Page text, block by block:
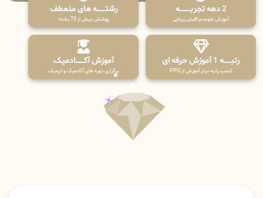
2 دهه تجربـــــــــه
آموزش علوم مراقبتی زیبایی
رشتـــــــه های منعطف
پوشش بیش از 70 رشته
رتبــــــه 1 آموزش حرفه ای
کسب رتبه برتر آموزش از PPQ
آموزش آکـــــــادمیک
برگزاری دوره های آکادمیک و ترمیک